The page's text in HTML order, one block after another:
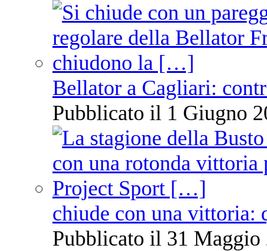
Bellator a Cagliari:
Pubblicato il 1 Giugno
chiude con una vittoria:
Pubblicato il 31 Maggio